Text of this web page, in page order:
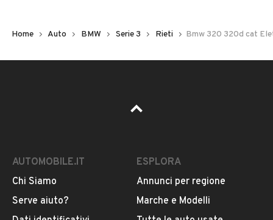
Pubblicità
Home Auto BMW Serie 3 Rieti Bmw 320 320d cat
AUTOMOBILE.IT
Chi Siamo
Serve aiuto?
ESPLORA
Annunci per regione
Marche e Modelli